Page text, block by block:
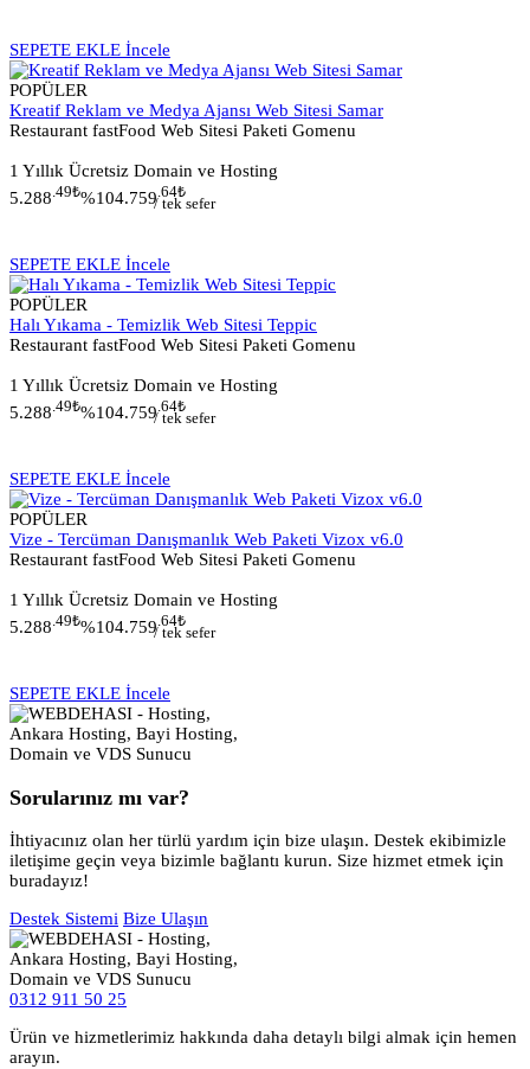
SEPETE EKLE İncele
POPÜLER
Kreatif Reklam ve Medya Ajansı Web Sitesi Samar
Restaurant fastFood Web Sitesi Paketi Gomenu
1 Yıllık Ücretsiz Domain ve Hosting
5.288.49₺%104.759.64₺
/ tek sefer
SEPETE EKLE İncele
POPÜLER
Halı Yıkama - Temizlik Web Sitesi Teppic
Restaurant fastFood Web Sitesi Paketi Gomenu
1 Yıllık Ücretsiz Domain ve Hosting
5.288.49₺%104.759.64₺
/ tek sefer
SEPETE EKLE İncele
POPÜLER
Vize - Tercüman Danışmanlık Web Paketi Vizox v6.0
Restaurant fastFood Web Sitesi Paketi Gomenu
1 Yıllık Ücretsiz Domain ve Hosting
5.288.49₺%104.759.64₺
/ tek sefer
SEPETE EKLE İncele
Sorularınız mı var?
İhtiyacınız olan her türlü yardım için bize ulaşın. Destek ekibimizle
iletişime geçin veya bizimle bağlantı kurun. Size hizmet etmek için
buradayız!
Destek Sistemi Bize Ulaşın
0312 911 50 25
Ürün ve hizmetlerimiz hakkında daha detaylı bilgi almak için hemen
arayın.